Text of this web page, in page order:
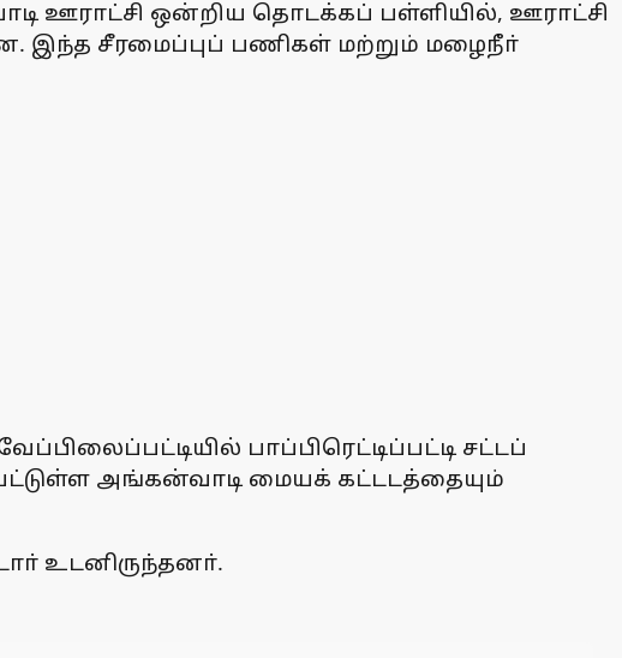
ஊராட்சி ஒன்றிய தொடக்கப் பள்ளியில், ஊராட்சி
இந்த சீரமைப்புப் பணிகள் மற்றும் மழைநீா்
பாப்பிரெட்டிப்பட்டி சட்டப்
அங்கன்வாடி மையக் கட்டடத்தையும்
உடனிருந்தனா்.